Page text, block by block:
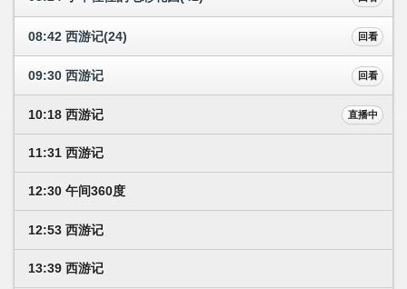
08:42 西游记(24) 回看
09:30 西游记 回看
10:18 西游记 直播中
11:31 西游记
12:30 午间360度
12:53 西游记
13:39 西游记